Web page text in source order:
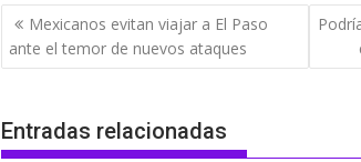
Navegación
de
entradas
Mexicanos evitan viajar a El Paso
ante el temor de nuevos ataques
Entradas relacionadas